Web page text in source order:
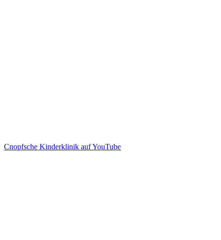
Cnopfsche Kinderklinik auf YouTube